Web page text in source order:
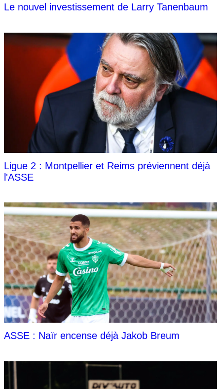
Le nouvel investissement de Larry Tanenbaum
Ligue 2 : Montpellier et Reims préviennent déjà
l'ASSE
ASSE : Naïr encense déjà Jakob Breum